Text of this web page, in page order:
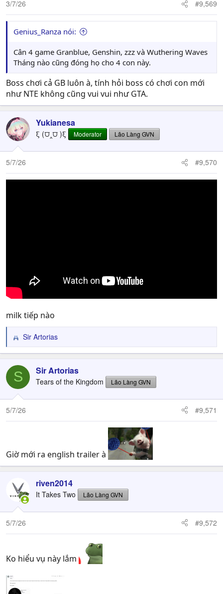
3/7/26 #9,569
Genius_Ranza nói:
Cân 4 game Granblue, Genshin, zzz và Wuthering Waves
Tháng nào cũng đóng họ cho 4 con này.
Boss chơi cả GB luôn à, tính hỏi boss có chơi con mới
như NTE không cũng vui vui như GTA.
Yukianesa
ξ (⩌‸⩌ )ξ Moderator Lão Làng GVN
5/7/26 #9,570
milk tiếp nào
R
e
c
i
o
n
s
Sir Artorias
S Sir Artorias
Tears of the Kingdom Lão Làng GVN
5/7/26 #9,571
Giờ mới ra english trailer à
riven2014
It Takes Two Lão Làng GVN
5/7/26 #9,572
Ko hiểu vụ này lắm